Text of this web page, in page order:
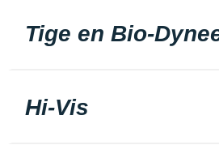
Tige en Bio-
Hi-Vis